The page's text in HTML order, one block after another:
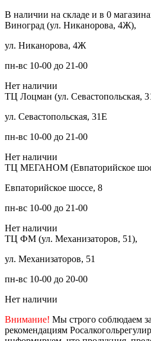
В наличии на складе и в 0
Виноград (ул. Никанорова, 4Ж),
ул. Никанорова, 4Ж
пн-вс 10-00 до 21-00
Нет наличии
ТЦ Лоцман (ул. Севастопольская,
ул. Севастопольская, 31Е
пн-вс 10-00 до 21-00
Нет наличии
ТЦ МЕГАНОМ (Евпаторийское
Евпаторийское шоссе, 8
пн-вс 10-00 до 21-00
Нет наличии
ТЦ ФМ (ул. Механизаторов, 51),
ул. Механизаторов, 51
пн-вс 10-00 до 20-00
Нет наличии
Внимание! Мы строго соблюдаем
рекомендациям